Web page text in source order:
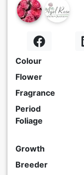
Colour
Flower
Fragrance
Period
Foliage
Growth
Breeder